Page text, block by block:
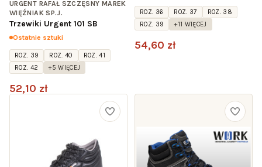
URGENT RAFAŁ SZCZĘSNY MAREK
WIĘŹNIAK SP.J.
Trzewiki Urgent 101 SB
Ostatnie sztuki
ROZ. 39 ROZ. 40
ROZ. 41
ROZ. 42
+5 WIĘCEJ
52,10 zł
ROZ. 36 ROZ. 37
ROZ. 38
ROZ. 39
+11 WIĘCEJ
54,60 zł